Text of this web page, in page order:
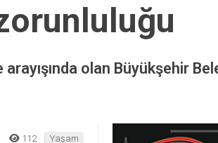
olan Büyükşehir
112 Yaşam